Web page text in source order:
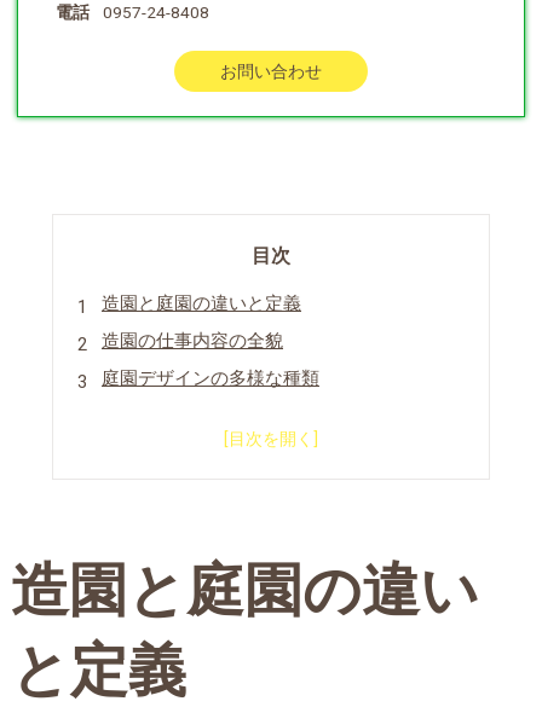
電話
0957-24-8408
お問い合わせ
目次
造園と庭園の違いと定義
造園の仕事内容の全貌
庭園デザインの多様な種類
失敗談と成功事例から学ぶトラブル回避方法
造園と庭園の違い
と定義